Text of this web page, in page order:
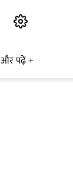
और पढ़ें